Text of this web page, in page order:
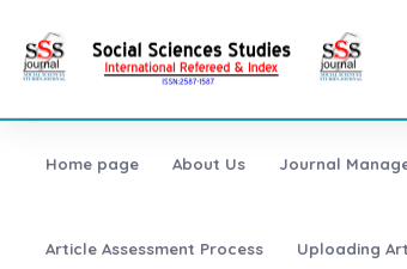
Home page About Us Journal
Article Assessment Process Uploading